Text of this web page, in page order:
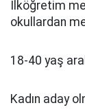
İlköğretim
okullardan
18-40 yaş
Kadın aday